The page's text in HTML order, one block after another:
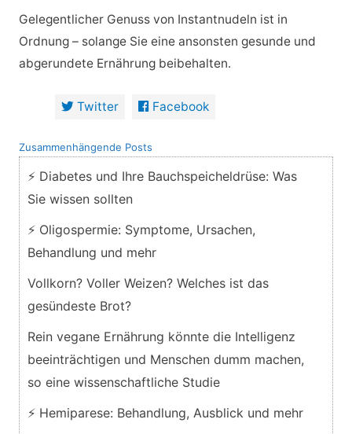
Gelegentlicher Genuss von Instantnudeln ist in
Ordnung – solange Sie eine ansonsten gesunde und
abgerundete Ernährung beibehalten.
Twitter Facebook
Zusammenhängende Posts
⚡ Diabetes und Ihre Bauchspeicheldrüse: Was
Sie wissen sollten
⚡ Oligospermie: Symptome, Ursachen,
Behandlung und mehr
Vollkorn? Voller Weizen? Welches ist das
gesündeste Brot?
Rein vegane Ernährung könnte die Intelligenz
beeinträchtigen und Menschen dumm machen,
so eine wissenschaftliche Studie
⚡ Hemiparese: Behandlung, Ausblick und mehr